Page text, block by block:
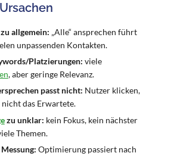
allgemein: „Alle“ ansprechen führt
unpassenden Kontakten.
Platzierungen: viele
, aber geringe Relevanz.
passt nicht: Nutzer klicken,
das Erwartete.
zu unklar: kein Fokus, kein nächster
Themen.
Optimierung passiert nach